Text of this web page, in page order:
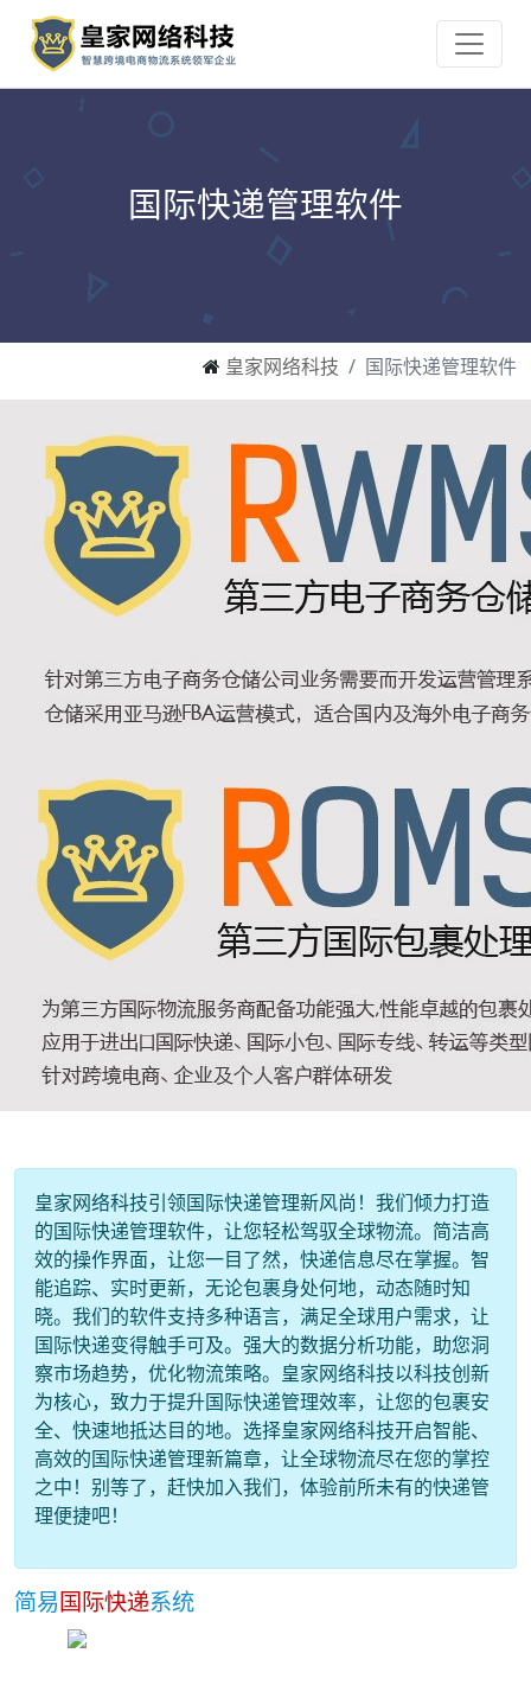
国际快递管理软件
皇家网络科技 国际快递管理软件
皇家网络科技引领国际快递管理新风尚！我们倾力打造
的国际快递管理软件，让您轻松驾驭全球物流。简洁高
效的操作界面，让您一目了然，快递信息尽在掌握。智
能追踪、实时更新，无论包裹身处何地，动态随时知
晓。我们的软件支持多种语言，满足全球用户需求，让
国际快递变得触手可及。强大的数据分析功能，助您洞
察市场趋势，优化物流策略。皇家网络科技以科技创新
为核心，致力于提升国际快递管理效率，让您的包裹安
全、快速地抵达目的地。选择皇家网络科技开启智能、
高效的国际快递管理新篇章，让全球物流尽在您的掌控
之中！别等了，赶快加入我们，体验前所未有的快递管
理便捷吧！
简易国际快递系统